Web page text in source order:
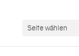
Seite wählen